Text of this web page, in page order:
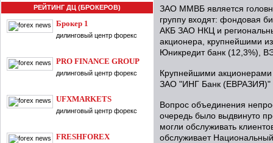
РЕЙТИНГ ДЦ (БРОКЕРОВ)
Брокер 1
дилинговый центр форекс
PRO FINANCE GROUP
дилинговый центр форекс
UFXMARKETS
дилинговый центр форекс
FRESHFOREX
ЗАО ММВБ является
группу входят: фондовая
АКБ ЗАО НКЦ и
акционера, крупнейшими
Юникредит банк (12,3%),
Крупнейшими
ЗАО "ИНГ Банк (ЕВРАЗИЯ)"
Вопрос объединения
очередь было выдвинуто
могли обслуживать
обслуживает